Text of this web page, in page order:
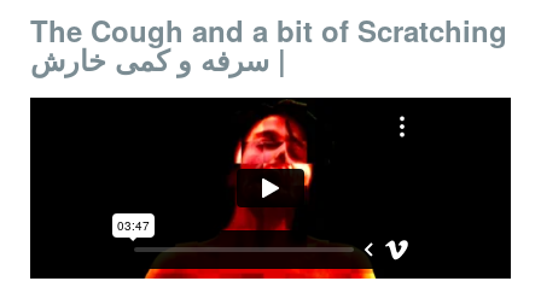
The Cough and a bit of Scratching
| سرفه و کمی خارش